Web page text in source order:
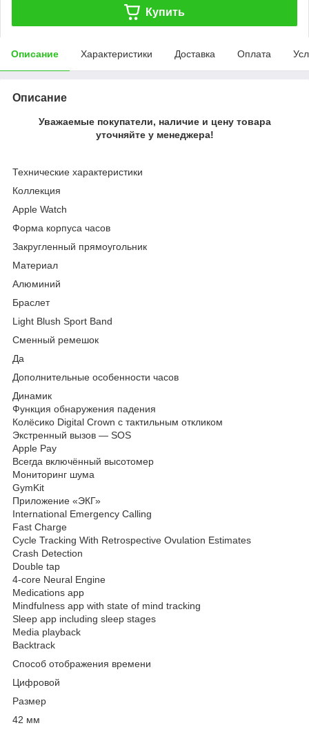
Купить
Описание Характеристики Доставка Оплата
Описание
Уважаемые покупатели, наличие и цену товара
уточняйте у менеджера!
Технические характеристики
Коллекция
Apple Watch
Форма корпуса часов
Закругленный прямоугольник
Материал
Алюминий
Браслет
Light Blush Sport Band
Сменный ремешок
Да
Дополнительные особенности часов
Динамик
Функция обнаружения падения
Колёсико Digital Crown с тактильным откликом
Экстренный вызов — SOS
Apple Pay
Всегда включённый высотомер
Мониторинг шума
GymKit
Приложение «ЭКГ»
International Emergency Calling
Fast Charge
Cycle Tracking With Retrospective Ovulation Estimates
Crash Detection
Double tap
4‑core Neural Engine
Medications app
Mindfulness app with state of mind tracking
Sleep app including sleep stages
Media playback
Backtrack
Способ отображения времени
Цифровой
Размер
42 мм